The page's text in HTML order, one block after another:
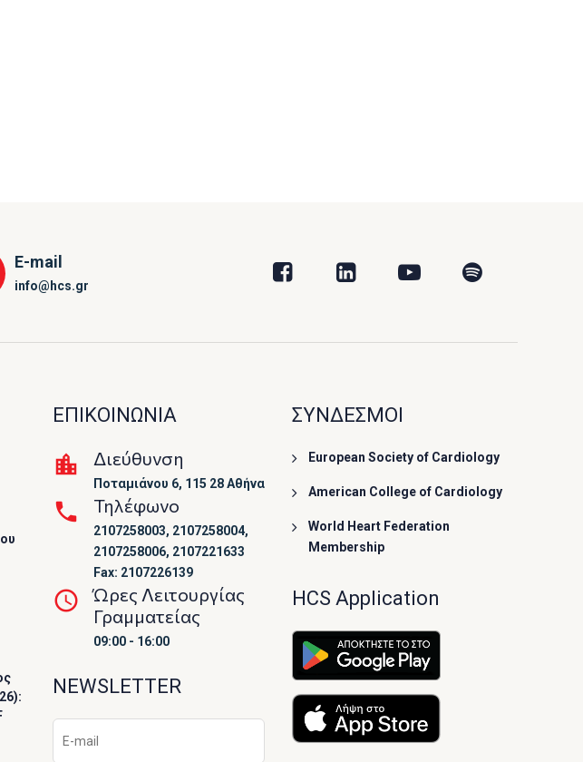
E-mail
info@hcs.gr
ΕΠΙΚΟΙΝΩΝΙΑ
Διεύθυνση
Ποταμιάνου 6, 115 28 Αθήνα
Τηλέφωνο
2107258003, 2107258004,
2107258006, 2107221633
Fax: 2107226139
Ώρες Λειτουργίας
Γραμματείας
09:00 - 16:00
NEWSLETTER
ΣΥΝΔΕΣΜΟΙ
European Society of Cardiology
American College of Cardiology
World Heart Federation
Membership
HCS Application